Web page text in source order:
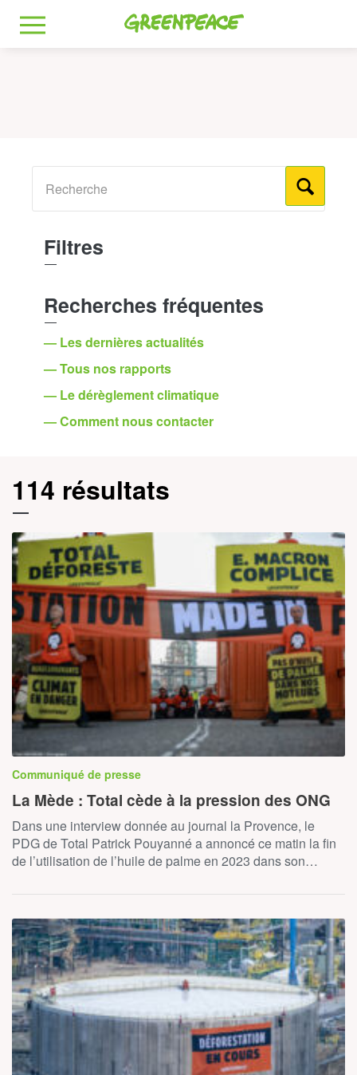
Greenpeace
MENU
Filtres
Recherches fréquentes
— Les dernières actualités
— Tous nos rapports
— Le dérèglement climatique
— Comment nous contacter
114 résultats
Communiqué de presse
La Mède : Total cède à la pression des ONG
Dans une interview donnée au journal la Provence, le
PDG de Total Patrick Pouyanné a annoncé ce matin la fin
de l’utilisation de l’huile de palme en 2023 dans son…